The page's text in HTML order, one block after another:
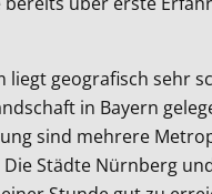
liegt geografisch sehr
in Bayern
sind mehrere
Städte Nürnberg